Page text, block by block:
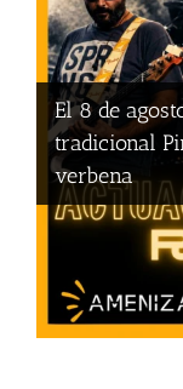
inscripción para
la temporada
2026-2027. La
[...]
El 8 de
tradicional
verbena